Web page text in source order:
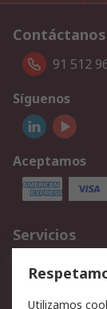
Contáctanos
91 512
Síguenos
Aceptamos
Servicios
Cómo
Facturación
Utilizamos